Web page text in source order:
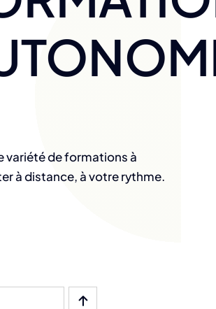
variété de formations à
à distance, à votre rythme.